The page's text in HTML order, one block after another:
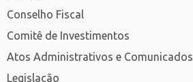
Conselho Fiscal
Comitê de Investimentos
Atos Administrativos e Comunicados
Legislação